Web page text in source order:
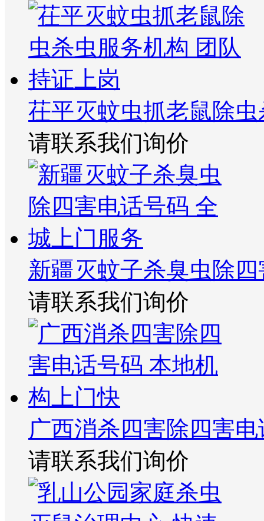
茌平灭蚊虫抓老鼠除
请联系我们询价
新疆灭蚊子杀臭虫除
请联系我们询价
广西消杀四害除四害
请联系我们询价